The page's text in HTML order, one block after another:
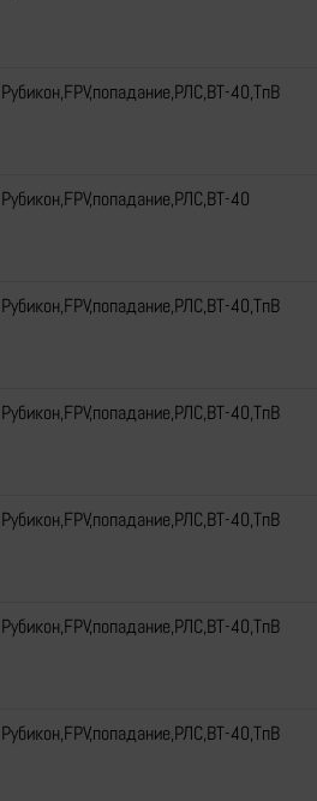
Рубикон,FPV,попадание,РЛС,ВТ-40,ТпВ
Рубикон,FPV,попадание,РЛС,ВТ-40
Рубикон,FPV,попадание,РЛС,ВТ-40,ТпВ
Рубикон,FPV,попадание,РЛС,ВТ-40,ТпВ
Рубикон,FPV,попадание,РЛС,ВТ-40,ТпВ
Рубикон,FPV,попадание,РЛС,ВТ-40,ТпВ
Рубикон,FPV,попадание,РЛС,ВТ-40,ТпВ